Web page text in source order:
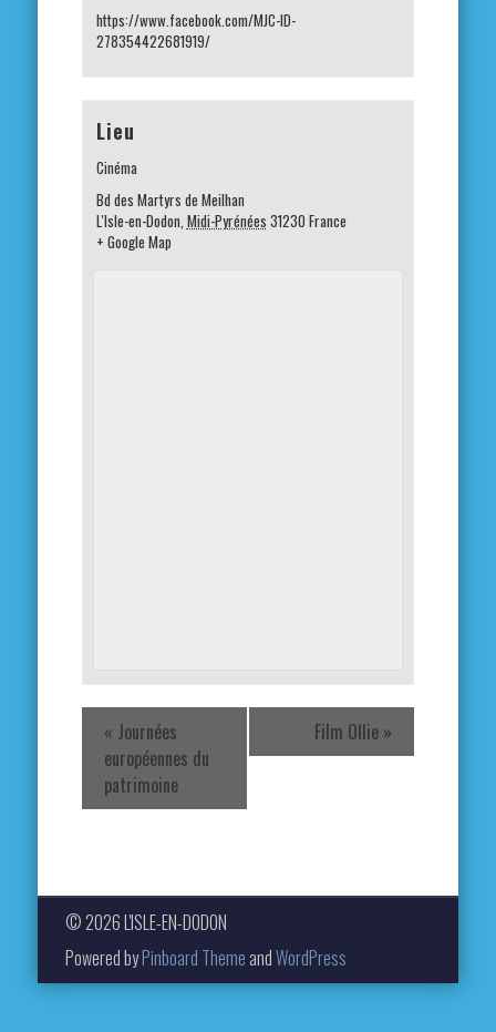
https://www.facebook.com/MJC-ID-
278354422681919/
Lieu
Cinéma
Bd des Martyrs de Meilhan
L'Isle-en-Dodon Midi-Pyrénées 31230 France
+ Google Map
« Journées
européennes du
patrimoine
Film Ollie »
© 2026 L'ISLE-EN-DODON
Powered byPinboard Theme andWordPress